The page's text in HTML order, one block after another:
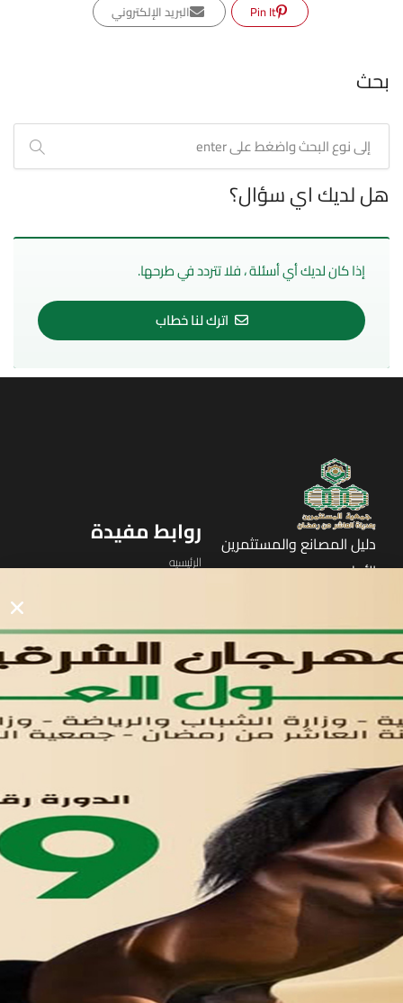
Pin It
البريد الإلكتروني
بحث
هل لديك اي سؤال؟
إذا كان لديك أي أسئلة ، فلا تتردد في طرحها.
اترك لنا خطاب
دليل المصانع والمستثمرين
الأول
روابط مفيدة
الرئيسيه
لوحه التحكم
اتصل بنا
تواصل معنا
مدينة العاشر من رمضان
01221020029
055-4494429
055-4494406
055-4494414
info.triaeg@yahoo.com
info@triaeg-guide.com